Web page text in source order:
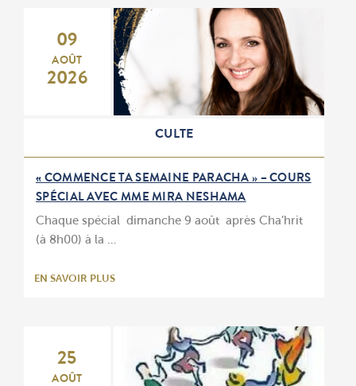
09
AOÛT
2026
CULTE
« COMMENCE TA SEMAINE PARACHA » – COURS
SPÉCIAL AVEC MME MIRA NESHAMA
Chaque spécial dimanche 9 août après Cha’hrit
(à 8h00) à la …
EN SAVOIR PLUS
25
AOÛT